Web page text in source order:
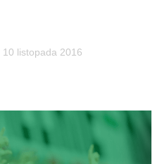
10 listopada 2016